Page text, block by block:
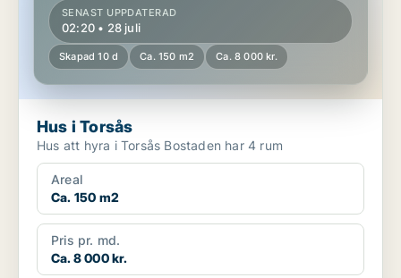
SENAST UPPDATERAD
02:20 • 28 juli
Skapad 10 d Ca. 150 m2 Ca. 8 000 kr.
Hus i Torsås
Hus att hyra i Torsås Bostaden har 4 rum
Areal
Ca. 150 m2
Pris pr. md.
Ca. 8 000 kr.